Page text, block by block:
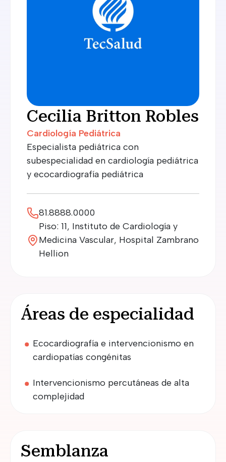
Especialista pediátrica con
subespecialidad en cardiología pediátrica
y ecocardiografía pediátrica
81.8888.0000
Piso: 11, Instituto de Cardiología y
Medicina Vascular, Hospital Zambrano
Hellion
Cecilia Britton Robles
Cardiología Pediátrica
Áreas de especialidad
Ecocardiografía e intervencionismo en
cardiopatías congénitas
Intervencionismo percutáneas de alta
complejidad
Semblanza